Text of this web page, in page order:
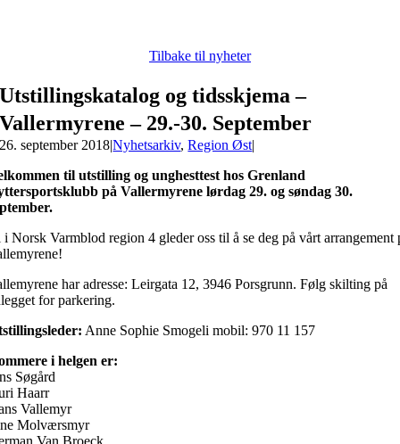
Tilbake til nyheter
Utstillingskatalog og tidsskjema –
Vallermyrene – 29.-30. September
26. september 2018|Nyhetsarkiv,Region Øst|
til utstilling og unghesttest hos Grenland
på Vallermyrene lørdag 29. og søndag 30.
Norsk Varmblod region 4 gleder oss til å se deg på vårt arrangement
har adresse: Leirgata 12, 3946 Porsgrunn. Følg skilting på
for parkering.
Anne Sophie Smogeli mobil: 970 11 157
i helgen er:
Søgård
Haarr
Vallemyr
Molværsmyr
Van Broeck